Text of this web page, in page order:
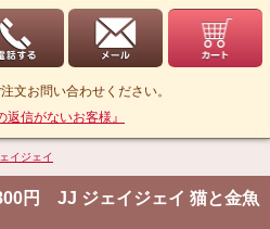
文お問い合わせください。
返信がないお客様』
イジェイ
円 JJ ジェイジェイ 猫と金魚